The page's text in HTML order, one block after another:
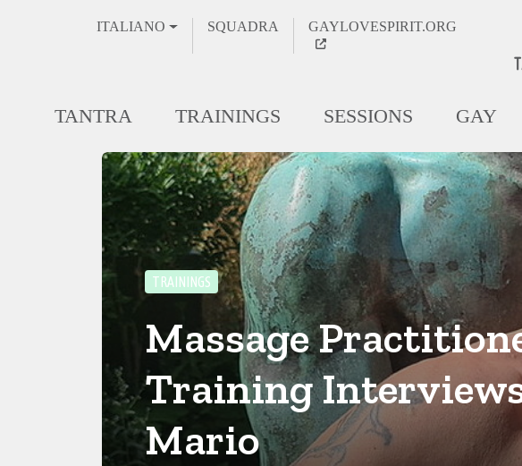
ITALIANO SQUADRA GAYLOVESPIRIT.ORG
TANTRA TRAININGS SESSIONS GAY
TRAININGS
Massage
Training
Mario